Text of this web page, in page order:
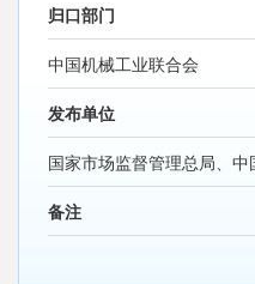
归口部门
中国机械工业联合会
发布单位
国家市场监督管理总局、
备注